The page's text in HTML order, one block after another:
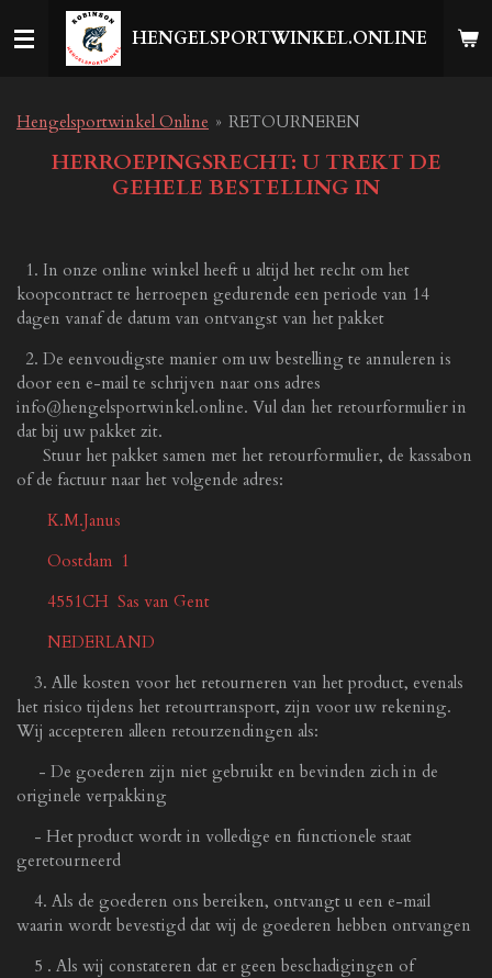
direct
hoofdinhoud
HENGELSPORTWINKEL.ONLINE
Hengelsportwinkel Online » RETOURNEREN
HERROEPINGSRECHT: U TREKT DE
GEHELE BESTELLING IN
1. In onze online winkel heeft u altijd het recht om het
koopcontract te herroepen gedurende een periode van 14
dagen vanaf de datum van ontvangst van het pakket
2. De eenvoudigste manier om uw bestelling te annuleren is
door een e-mail te schrijven naar ons adres
info@hengelsportwinkel.online. Vul dan het retourformulier in
dat bij uw pakket zit.
Stuur het pakket samen met het retourformulier, de kassabon
of de factuur naar het volgende adres:
K.M.Janus
Oostdam 1
4551CH Sas van Gent
NEDERLAND
3. Alle kosten voor het retourneren van het product, evenals
het risico tijdens het retourtransport, zijn voor uw rekening.
Wij accepteren alleen retourzendingen als:
- De goederen zijn niet gebruikt en bevinden zich in de
originele verpakking
- Het product wordt in volledige en functionele staat
geretourneerd
4. Als de goederen ons bereiken, ontvangt u een e-mail
waarin wordt bevestigd dat wij de goederen hebben ontvangen
5 . Als wij constateren dat er geen beschadigingen of